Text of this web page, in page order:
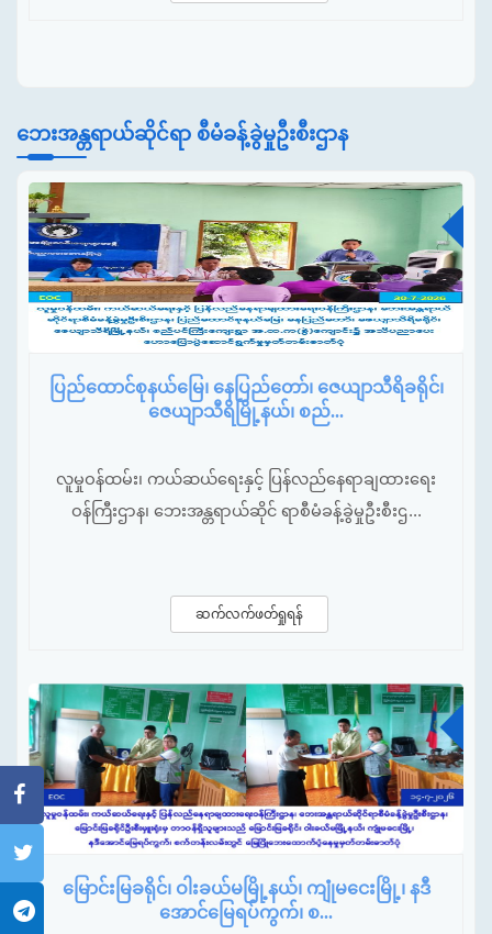
ဘေးအန္တရာယ်ဆိုင်ရာ စီမံခန့်ခွဲမှုဦးစီးဌာန
ပြည်ထောင်စုနယ်မြေ၊ နေပြည်တော်၊ ဇေယျာသီရိခရိုင်၊
ဇေယျာသီရိမြို့နယ်၊ စည်...
လူမှုဝန်ထမ်း၊ ကယ်ဆယ်ရေးနှင့် ပြန်လည်နေရာချထားရေး
ဝန်ကြီးဌာန၊ ဘေးအန္တရာယ်ဆိုင် ရာစီမံခန့်ခွဲမှုဦးစီးဌ...
ဆက်လက်ဖတ်ရှုရန်
မြောင်းမြခရိုင်၊ ဝါးခယ်မမြို့နယ်၊ ကျုံမငေးမြို့၊ နဒီ
အောင်မြေရပ်ကွက်၊ စ...